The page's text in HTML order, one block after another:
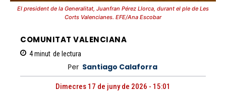
El president de la Generalitat, Juanfran Pérez Llorca, durant el ple de Les
Corts Valencianes. EFE/Ana Escobar
COMUNITAT VALENCIANA
4minut de lectura
Per Santiago Calaforra
Dimecres 17 de juny de 2026 - 15:01